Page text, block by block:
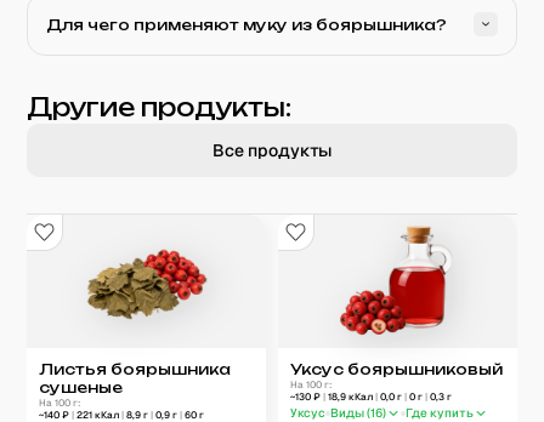
Для чего применяют муку из боярышника?
Другие продукты:
Все продукты
Листья боярышника
сушеные
На 100 г:
~140 ₽| 221 кКал| 8,9 г| 0,9 г| 60 г
Уксус боярышниковый
На 100 г:
~130 ₽ | 18,9 кКал | 0,0 г | 0 г | 0,3 г
Уксус Виды (16) Где купить